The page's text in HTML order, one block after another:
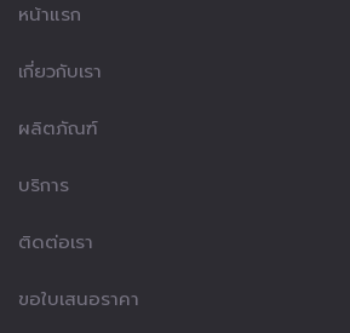
หน้าแรก
เกี่ยวกับเรา
ผลิตภัณฑ์
บริการ
ติดต่อเรา
ขอใบเสนอราคา